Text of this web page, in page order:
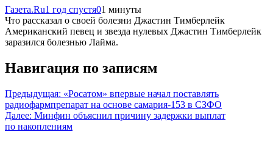
Газета.Ru1 год спустя01 минуты
Что рассказал о своей болезни Джастин Тимберлейк
Американский певец и звезда нулевых Джастин Тимберлейк
заразился болезнью Лайма.
Навигация по записям
Предыдущая: «Росатом» впервые начал поставлять
радиофармпрепарат на основе самария-153 в СЗФО
Далее: Минфин объяснил причину задержки выплат
по накоплениям